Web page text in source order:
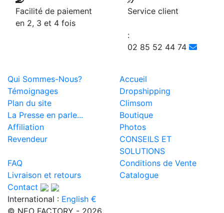
Facilité de paiement
en 2, 3 et 4 fois
Service client
:
02 85 52 44 74
Qui Sommes-Nous?
Accueil
Témoignages
Dropshipping
Plan du site
Climsom
La Presse en parle...
Boutique
Affiliation
Photos
Revendeur
CONSEILS ET
SOLUTIONS
FAQ
Conditions de Vente
Livraison et retours
Catalogue
Contact
International : English €
© NEO FACTORY - 2026